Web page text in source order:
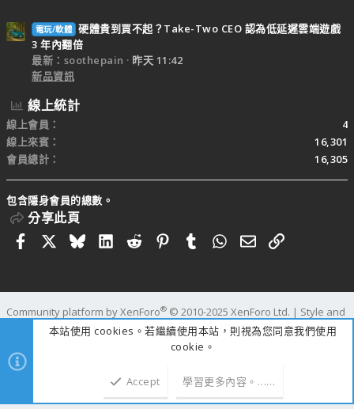
電玩/軟體 硬體貴到買不起？Take-Two CEO 認為低延遲雲端遊戲
3 年內翻倍
最新：soothepain
昨天 11:42
新品資訊
線上統計
線上會員
4
線上來賓
16,301
會員總計
16,305
包含隱身會員的總數。
分享此頁
FacebookBlueskyLinkedIn
RedditPinterestTumblrWhatsApp
電子郵件
連結
Community platform by XenForo® © 2010-2025 XenForo Ltd. | Style and
add-ons by ThemeHouse
時間 1.1898s
本站使用 cookies。若繼續使用本站，則視為您同意我們使用
cookie。
Accept 學習更多內容。……